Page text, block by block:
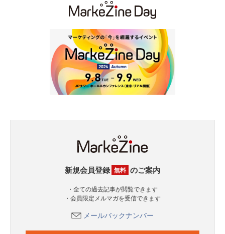
新規会員登録 無料 のご案内
・全ての過去記事が閲覧できます
・会員限定メルマガを受信できます
メールバックナンバー